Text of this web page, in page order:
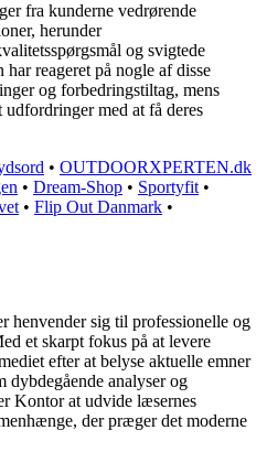
fra kunderne vedrørende
herunder
og svigtede
reageret på nogle af disse
og forbedringstiltag, mens
med at få deres
• OUTDOORXPERTEN.dk
• Dream-Shop • Sportyfit •
• Flip Out Danmark •
henvender sig til professionelle og
et skarpt fokus på at levere
efter at belyse aktuelle emner
dybdegående analyser og
Kontor at udvide læsernes
der præger det moderne